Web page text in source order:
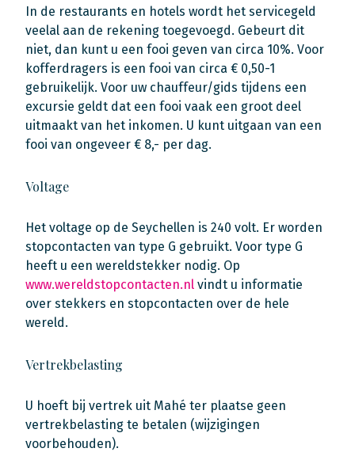
In de restaurants en hotels wordt het servicegeld
veelal aan de rekening toegevoegd. Gebeurt dit
niet, dan kunt u een fooi geven van circa 10%. Voor
kofferdragers is een fooi van circa € 0,50-1
gebruikelijk. Voor uw chauffeur/gids tijdens een
excursie geldt dat een fooi vaak een groot deel
uitmaakt van het inkomen. U kunt uitgaan van een
fooi van ongeveer € 8,- per dag.
Voltage
Het voltage op de Seychellen is 240 volt. Er worden
stopcontacten van type G gebruikt. Voor type G
heeft u een wereldstekker nodig. Op
www.wereldstopcontacten.nl vindt u informatie
over stekkers en stopcontacten over de hele
wereld.
Vertrekbelasting
U hoeft bij vertrek uit Mahé ter plaatse geen
vertrekbelasting te betalen (wijzigingen
voorbehouden).